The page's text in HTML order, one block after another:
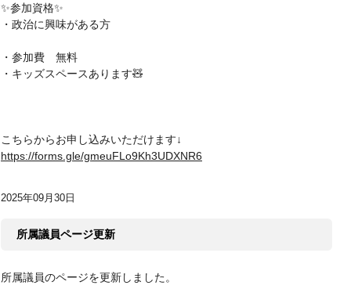
✨参加資格✨
・政治に興味がある方
・参加費 無料
・キッズスペースあります🧸
こちらからお申し込みいただけます↓
https://forms.gle/gmeuFLo9Kh3UDXNR6
2025年09月30日
所属議員ページ更新
所属議員のページを更新しました。